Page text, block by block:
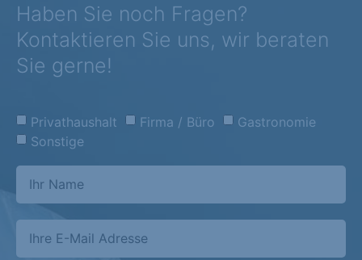
Haben Sie noch Fragen?
Kontaktieren Sie uns, wir beraten
Sie gerne!
Privathaushalt Firma / Büro
Gastronomie
Sonstige